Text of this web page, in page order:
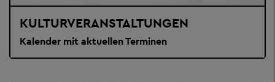
KULTURVERANSTALTUNGEN
Kalender mit aktuellen Terminen